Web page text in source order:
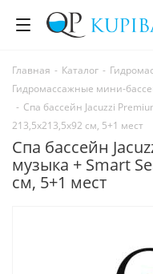
Главная - Каталог -
Гидромассажные мини-
- Спа бассейн Jacuzzi
213,5x213,5х92 см, 5+1 мест
Спа бассейн
музыка + Smart
см, 5+1 мест